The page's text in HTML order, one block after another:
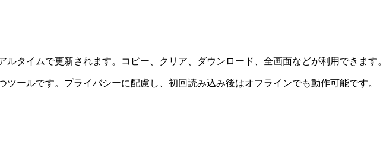
タイムで更新されます。コピー、クリア、ダウンロード、全画面などが利用できます。
ールです。プライバシーに配慮し、初回読み込み後はオフラインでも動作可能です。